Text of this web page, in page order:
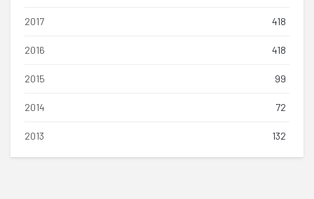
2017 418
2016 418
2015 99
2014 72
2013 132